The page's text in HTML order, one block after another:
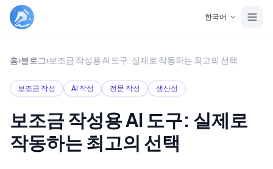
한국어
홈›블로그›보조금 작성용 AI 도구: 실제로 작동하는 최고의 선택
보조금 작성 AI 작성 전문 작성 생산성
보조금 작성용 AI 도구: 실제로
작동하는 최고의 선택